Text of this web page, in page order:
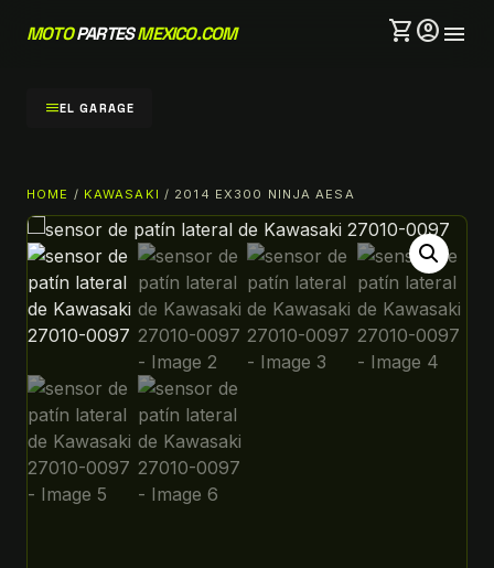
MOTOPARTESMEXICO.COM shopping_cartaccount_circlemenu
menuEL GARAGE
HOME / KAWASAKI / 2014 EX300 NINJA AESA